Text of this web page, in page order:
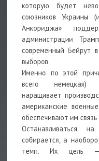
которую будет
союзников Украины
Анкориджа»
администрации
современный Бейрут
выборов.
Именно по этой
всего немецкая)
наращивает
американские
обеспечивают им связь
Останавливаться
собирается, а
темп. Их цель —